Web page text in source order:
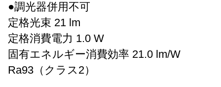
●調光器併用不可
定格光束 21 lm
定格消費電力 1.0 W
固有エネルギー消費効率 21.0 lm/W
Ra93（クラス2）